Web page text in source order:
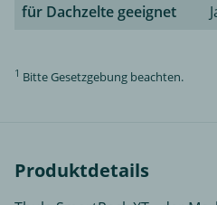
für Dachzelte geeignet
1 Bitte Gesetzgebung beachten.
Produktdetails